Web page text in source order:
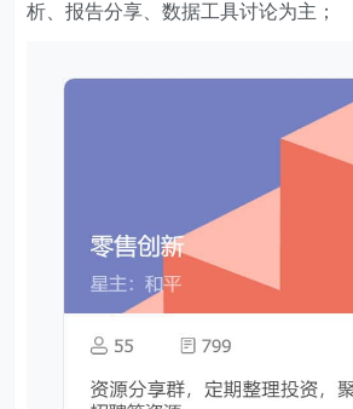
析、报告分享、数据工具讨论为主；